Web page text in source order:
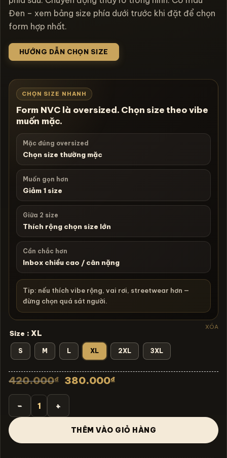
Đen – xem bảng size phía dưới trước khi đặt để chọn
form hợp nhất.
HƯỚNG DẪN CHỌN SIZE
CHỌN SIZE NHANH
Form NVC là oversized. Chọn size theo vibe
muốn mặc.
Mặc đúng oversized
Chọn size thường mặc
Muốn gọn hơn
Giảm 1 size
Giữa 2 size
Thích rộng chọn size lớn
Cần chắc hơn
Inbox chiều cao / cân nặng
Tip: nếu thích vibe rộng, vai rơi, streetwear hơn —
đừng chọn quá sát người.
Size : XL
S M L XL 2XL 3XL
XÓA
420.000₫ Giá
là:
380.000₫Giá
380.000₫.
Áo thun Kimetsu no Yaiba Tanjiro Inferno Disciple - SPB11
THÊM VÀO GIỎ HÀNG